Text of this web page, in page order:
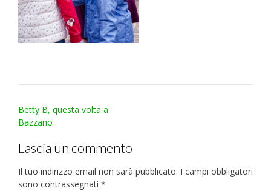
Post
navigation
Betty B, questa volta a
Bazzano
Lascia un commento
Il tuo indirizzo email non sarà pubblicato. I campi obbligatori
sono contrassegnati *